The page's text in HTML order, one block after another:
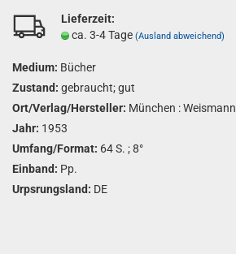
Lieferzeit:
ca. 3-4 Tage (Ausland abweichend)
Medium: Bücher
Zustand: gebraucht; gut
Ort/Verlag/Hersteller: München : Weismann
Jahr: 1953
Umfang/Format: 64 S. ; 8°
Einband: Pp.
Urpsrungsland: DE